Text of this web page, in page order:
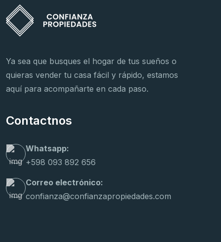
Ya sea que busques el hogar de tus sueños o
quieras vender tu casa fácil y rápido, estamos
aquí para acompañarte en cada paso.
Contactnos
Whatsapp:
+598 093 892 656
Correo electrónico:
confianza@confianzapropiedades.com